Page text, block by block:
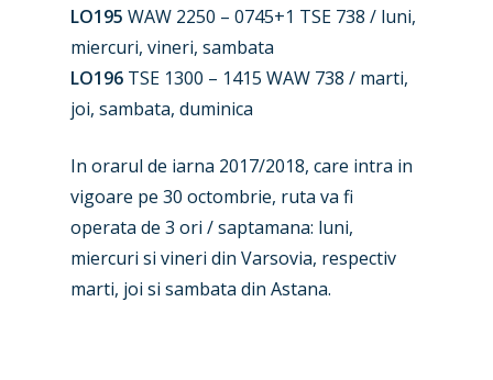
LO195 WAW 2250 – 0745+1 TSE 738 / luni,
miercuri, vineri, sambata
LO196 TSE 1300 – 1415 WAW 738 / marti,
joi, sambata, duminica
In orarul de iarna 2017/2018, care intra in
vigoare pe 30 octombrie, ruta va fi
operata de 3 ori / saptamana: luni,
miercuri si vineri din Varsovia, respectiv
marti, joi si sambata din Astana.
Industry
Airshows
Paris 2025
Farnborough 2024
Paris 2023
Farnborough 2022
Military
Trip Reports
Marketplace
Jobs